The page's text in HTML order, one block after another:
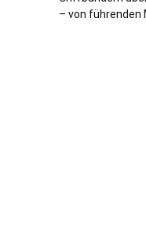
– von führenden